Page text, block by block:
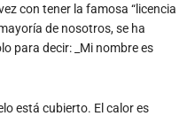
con tener la famosa “licencia
de nosotros, se ha
para decir: _Mi nombre es
está cubierto. El calor es